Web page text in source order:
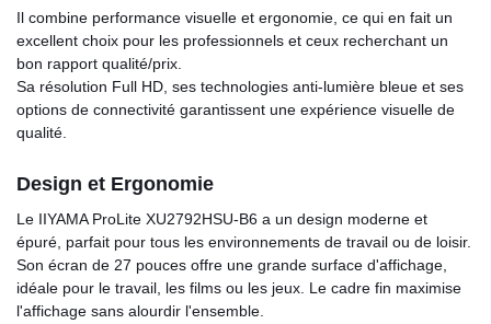
Il combine performance visuelle et ergonomie, ce qui en fait un
excellent choix pour les professionnels et ceux recherchant un
bon rapport qualité/prix.
Sa résolution Full HD, ses technologies anti-lumière bleue et ses
options de connectivité garantissent une expérience visuelle de
qualité.
Design et Ergonomie
Le IIYAMA ProLite XU2792HSU-B6 a un design moderne et
épuré, parfait pour tous les environnements de travail ou de loisir.
Son écran de 27 pouces offre une grande surface d'affichage,
idéale pour le travail, les films ou les jeux. Le cadre fin maximise
l'affichage sans alourdir l'ensemble.